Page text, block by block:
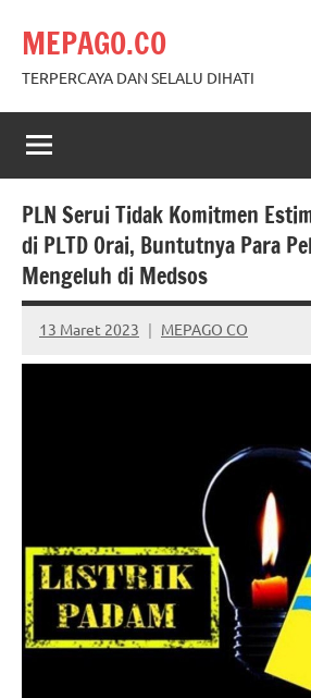
content
MEPAGO.CO
TERPERCAYA DAN SELALU DIHATI
PLN Serui Tidak Komitmen
di PLTD Orai, Buntutnya Para
Mengeluh di Medsos
13 Maret 2023 MEPAGO CO
No
comments